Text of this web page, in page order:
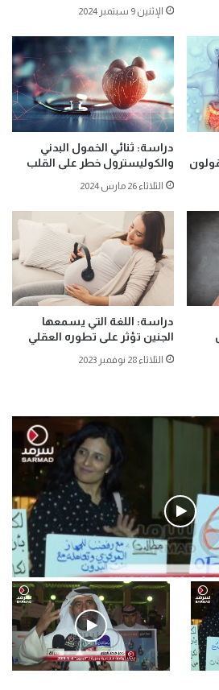
الإثنين 9 سبتمبر 2024
دراسة: ثنائي الخمول البدني
والكوليسترول خطر على القلب
الثلاثاء 26 مارس 2024
دراسة: اللغة التي يسمعها
الجنين تؤثر على تطوره العقلي
الثلاثاء 28 نوفمبر 2023
فيديو
في ساحة الإرادة 4-5-2019.